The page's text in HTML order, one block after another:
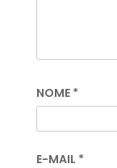
NOME *
E-MAIL *